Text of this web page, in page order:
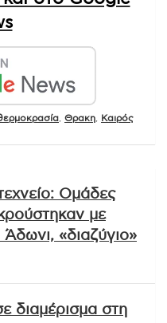
Θρακη Καιρός
Ομάδες
με
«διαζύγιο»
διαμέρισμα στη